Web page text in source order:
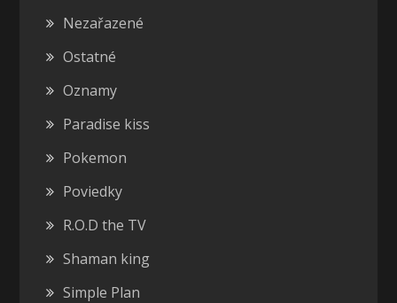
Nezařazené
Ostatné
Oznamy
Paradise kiss
Pokemon
Poviedky
R.O.D the TV
Shaman king
Simple Plan